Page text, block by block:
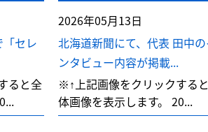
セレ
ると全
2026年05月13日
北海道新聞にて、代表 田中
ンタビュー内容が掲載...
※↑上記画像をクリックする
体画像を表示します。 20...